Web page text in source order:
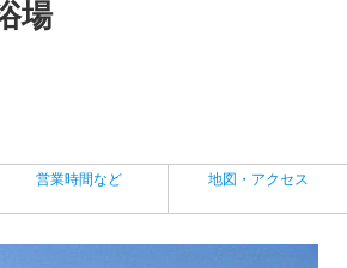
場
営業時間など 地図・アクセス